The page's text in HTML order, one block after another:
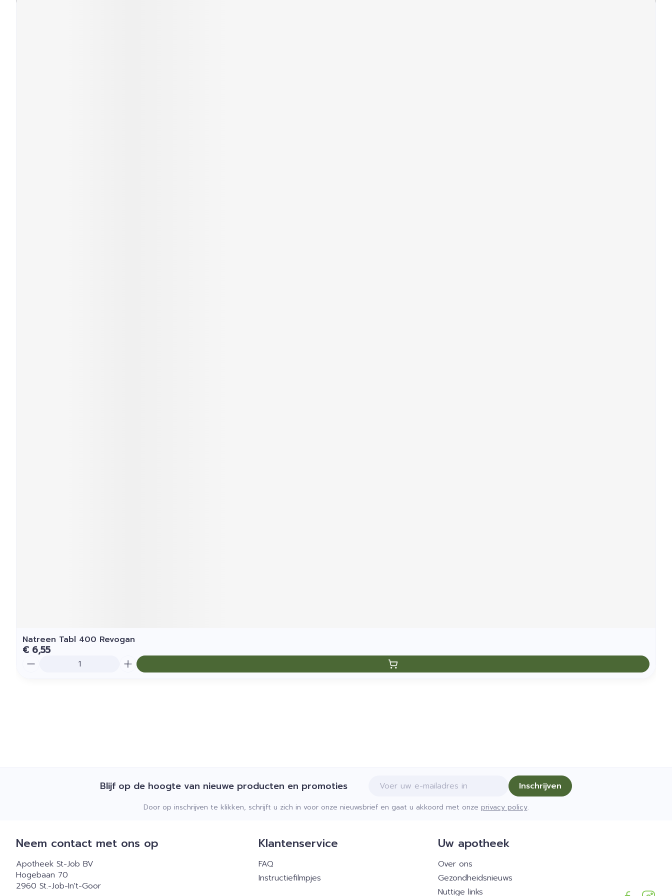
Natreen Tabl 400 Revogan
€ 6,55
Blijf op de hoogte van nieuwe producten en promoties Inschrijven
Door op inschrijven te klikken, schrijft u zich in voor onze nieuwsbrief en gaat u akkoord met onze privacy policy.
Neem contact met ons op
Apotheek St-Job BV
Hogebaan 70
2960 St.-Job-In't-Goor
Klantenservice
FAQ
Instructiefilmpjes
Uw apotheek
Over ons
Gezondheidsnieuws
Nuttige links